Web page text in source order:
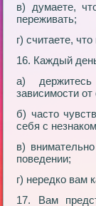
в) думаете,
переживать;
г) считаете,
16. Каждый
а)
зависимости от
б) часто
себя с
в)
поведении;
г) нередко вам
17. Вам